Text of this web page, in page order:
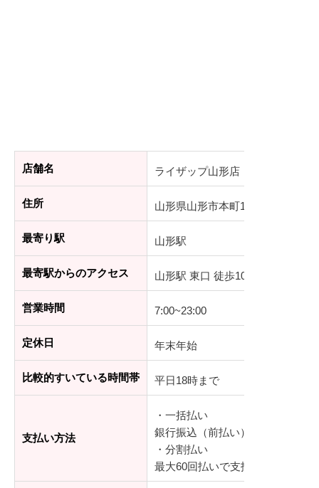
店舗名 ライザップ山形店
住所 山形県山形市本町1-4-27 セント
最寄り駅 山形駅
最寄駅からのアクセス 山形駅 東口 徒歩10分
営業時間 7:00~23:00
定休日 年末年始
比較的すいている時間帯 平日18時まで
支払い方法
・一括払い
銀行振込（前払い）、デビット
・分割払い
最大60回払いで支払可能